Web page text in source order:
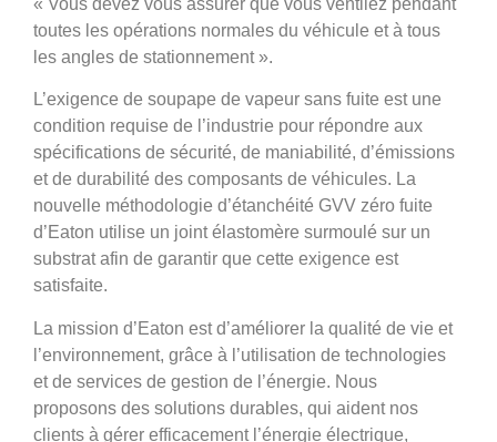
toutes les opérations normales du véhicule et à tous
les angles de stationnement ».
L’exigence de soupape de vapeur sans fuite est une
condition requise de l’industrie pour répondre aux
spécifications de sécurité, de maniabilité, d’émissions
et de durabilité des composants de véhicules. La
nouvelle méthodologie d’étanchéité GVV zéro fuite
d’Eaton utilise un joint élastomère surmoulé sur un
substrat afin de garantir que cette exigence est
satisfaite.
La mission d’Eaton est d’améliorer la qualité de vie et
l’environnement, grâce à l’utilisation de technologies
et de services de gestion de l’énergie. Nous
proposons des solutions durables, qui aident nos
clients à gérer efficacement l’énergie électrique,